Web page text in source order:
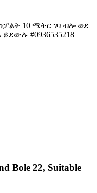
10 ሜትር ገባ ብሎ ️ወደ
#0936535218
Bole 22, Suitable